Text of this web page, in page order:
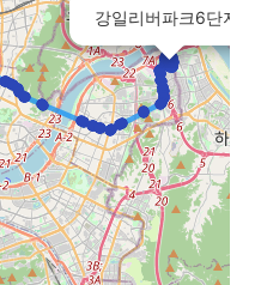
강일리버파크6단지